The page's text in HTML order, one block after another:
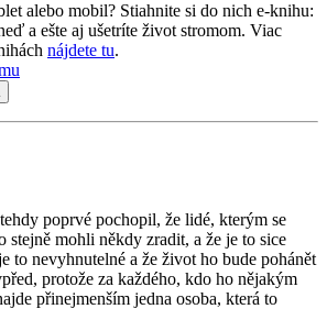
alebo mobil? Stiahnite si do nich e-knihu:
a ešte aj ušetríte život stromom. Viac
nájdete tu.
poprvé pochopil, že lidé, kterým se
stejně mohli někdy zradit, a že je to sice
to nevyhnutelné a že život ho bude pohánět
protože za každého, kdo ho nějakým
přinejmenším jedna osoba, která to